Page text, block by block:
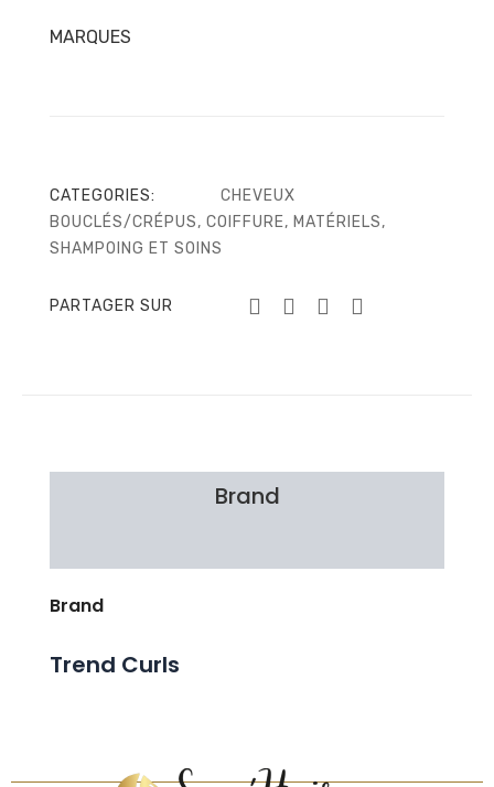
MARQUES
CATEGORIES:
CHEVEUX
BOUCLÉS/CRÉPUS, COIFFURE, MATÉRIELS,
SHAMPOING ET SOINS
PARTAGER SUR
Brand
Brand
Trend Curls